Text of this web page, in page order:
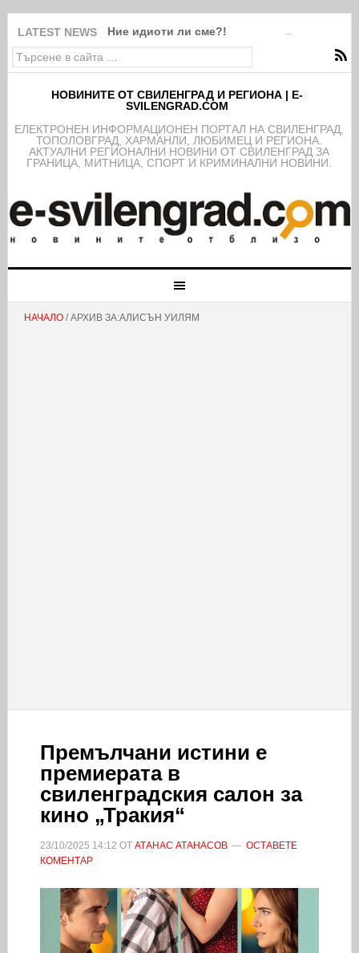
LATEST NEWS Ние идиоти ли сме?!
НОВИНИТЕ ОТ СВИЛЕНГРАД И РЕГИОНА | E-
SVILENGRAD.COM
EЛЕКТРОНЕН ИНФОРМАЦИОНЕН ПОРТАЛ НА СВИЛЕНГРАД,
ТОПОЛОВГРАД, ХАРМАНЛИ, ЛЮБИМЕЦ И РЕГИОНА.
АКТУАЛНИ РЕГИОНАЛНИ НОВИНИ ОТ СВИЛЕНГРАД ЗА
ГРАНИЦА, МИТНИЦА, СПОРТ И КРИМИНАЛНИ НОВИНИ.
НАЧАЛО/ АРХИВ ЗА:АЛИСЪН УИЛЯМ
Премълчани истини е
премиерата в
свиленградския салон за
кино „Тракия“
23/10/2025 14:12 ОТ АТАНАС АТАНАСОВ
ОСТАВЕТЕ
КОМЕНТАР